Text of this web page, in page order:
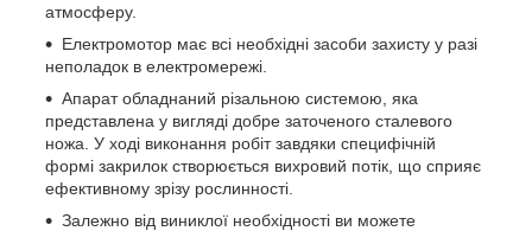
атмосферу.
Електромотор має всі необхідні засоби захисту у разі
неполадок в електромережі.
Апарат обладнаний різальною системою, яка
представлена у вигляді добре заточеного сталевого
ножа. У ході виконання робіт завдяки специфічній
формі закрилок створюється вихровий потік, що сприяє
ефективному зрізу рослинності.
Залежно від виниклої необхідності ви можете